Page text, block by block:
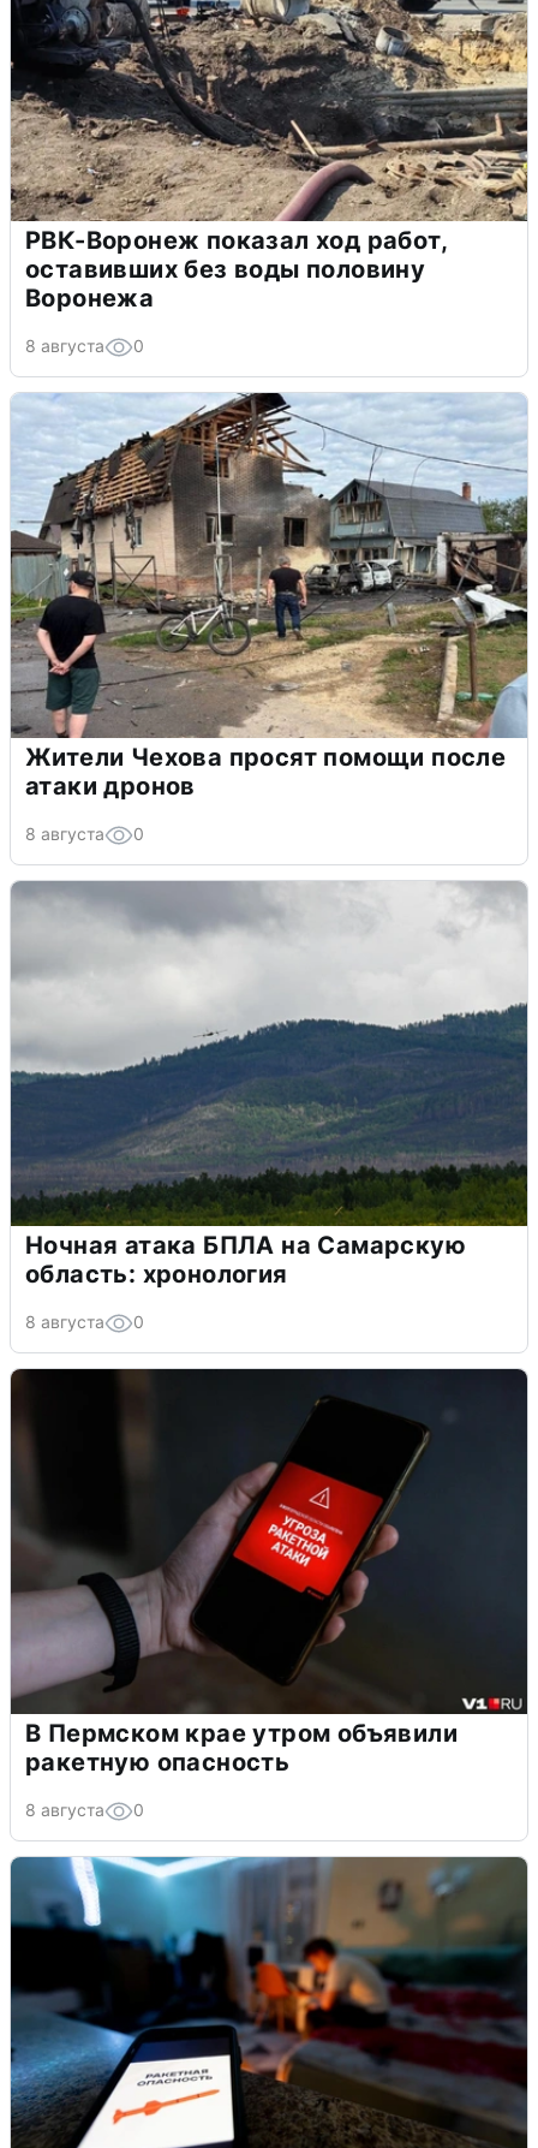
РВК-Воронеж показал ход работ,
оставивших без воды половину
Воронежа
8 августа 0
Жители Чехова просят помощи после
атаки дронов
8 августа 0
Ночная атака БПЛА на Самарскую
область: хронология
8 августа 0
В Пермском крае утром объявили
ракетную опасность
8 августа 0